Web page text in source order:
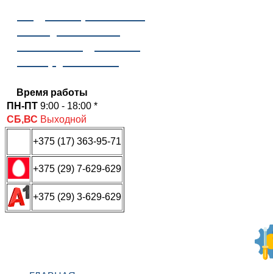
Время работы
ПН-ПТ 9:00 - 18:00 *
СБ,ВС Выходной
+375 (17) 363-95-71
+375 (29) 7-629-629
+375 (29) 3-629-629